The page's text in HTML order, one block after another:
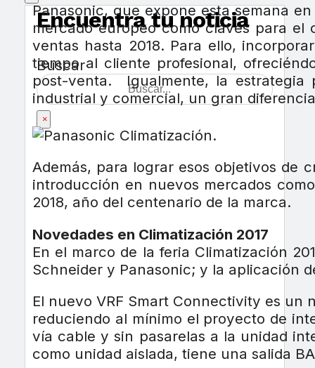
Encuentra tu noticia
Buscar
×
Panasonic, que expone esta semana
mercado europeo como claves para el
ventas hasta 2018. Para ello,
tiempo al cliente profesional,
post-venta. Igualmente, la
industrial y comercial, un gran
Además, para lograr esos objetivos de
introducción en nuevos mercados
2018, año del centenario de la marca.
Novedades en Climatización 2017
En el marco de la feria Climatización
Schneider y Panasonic; y la aplicación
El nuevo VRF Smart Connectivity es un
reduciendo al mínimo el proyecto de
vía cable y sin pasarelas a la unidad
como unidad aislada, tiene una salida